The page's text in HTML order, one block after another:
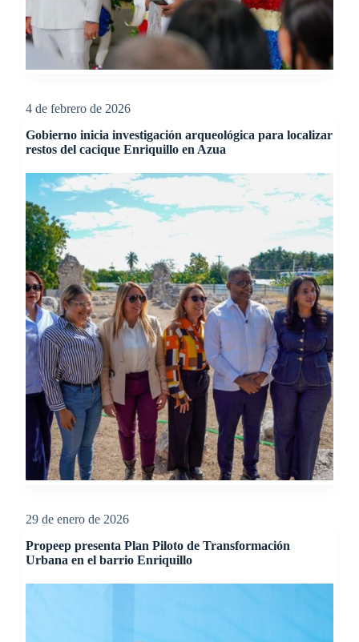
4 de febrero de 2026
Gobierno inicia investigación arqueológica para localizar
restos del cacique Enriquillo en Azua
29 de enero de 2026
Propeep presenta Plan Piloto de Transformación
Urbana en el barrio Enriquillo